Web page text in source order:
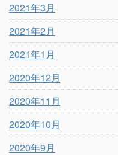
2021年3月
2021年2月
2021年1月
2020年12月
2020年11月
2020年10月
2020年9月